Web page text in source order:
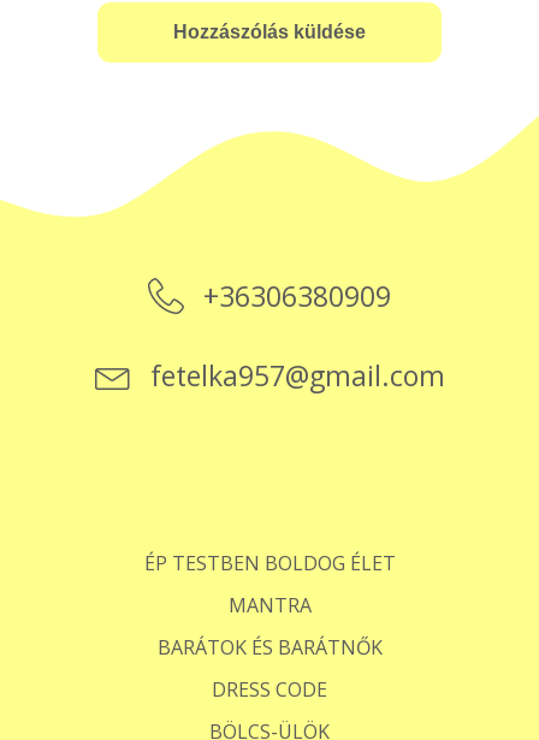
+36306380909
fetelka957@gmail.com
ÉP TESTBEN BOLDOG ÉLET
MANTRA
BARÁTOK ÉS BARÁTNŐK
DRESS CODE
BÖLCS-ÜLÖK